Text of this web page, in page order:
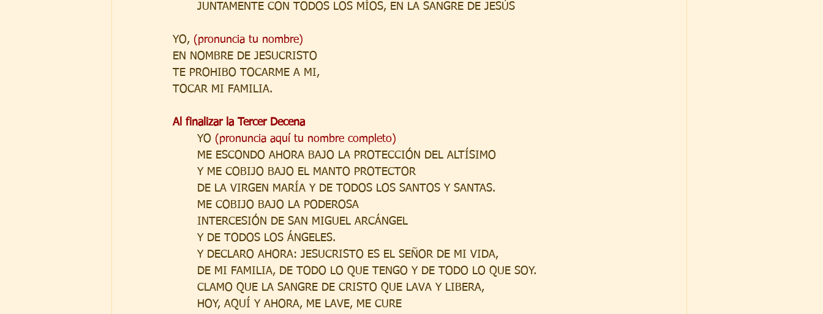
JUNTAMENTE CON TODOS LOS MÍOS, EN LA SANGRE DE JESÚS
YO, (pronuncia tu nombre)
EN NOMBRE DE JESUCRISTO
TE PROHIBO TOCARME A MI,
TOCAR MI FAMILIA.
Al finalizar la Tercer Decena
YO (pronuncia aquí tu nombre completo)
ME ESCONDO AHORA BAJO LA PROTECCIÓN DEL ALTÍSIMO
Y ME COBIJO BAJO EL MANTO PROTECTOR
DE LA VIRGEN MARÍA Y DE TODOS LOS SANTOS Y SANTAS.
ME COBIJO BAJO LA PODEROSA
INTERCESIÓN DE SAN MIGUEL ARCÁNGEL
Y DE TODOS LOS ÁNGELES.
Y DECLARO AHORA: JESUCRISTO ES EL SEÑOR DE MI VIDA,
DE MI FAMILIA, DE TODO LO QUE TENGO Y DE TODO LO QUE SOY.
CLAMO QUE LA SANGRE DE CRISTO QUE LAVA Y LIBERA,
HOY, AQUÍ Y AHORA, ME LAVE, ME CURE